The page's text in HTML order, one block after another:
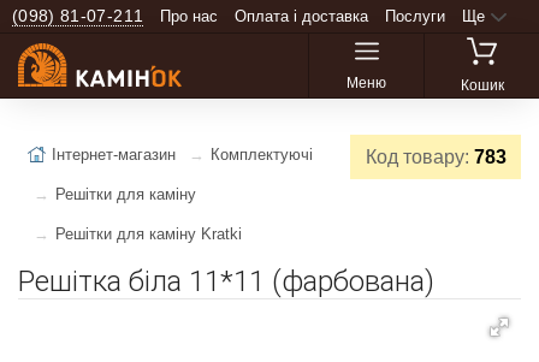
(098) 81-07-211 Про нас Оплата і доставка Послуги Ще
Меню Кошик
Код товару: 783
Інтернет-магазин Комплектуючі
Решітки для каміну
Решітки для каміну Kratki
Решітка біла 11*11 (фарбована)